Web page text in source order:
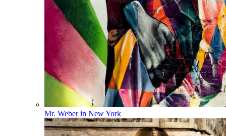
Mr. Weber in New York